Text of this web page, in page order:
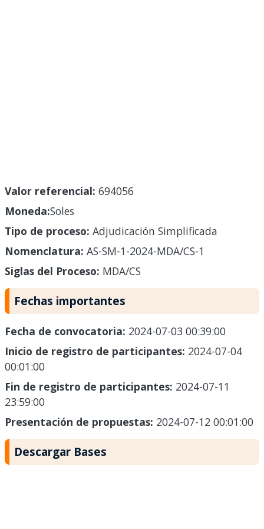
Valor referencial: 694056
Moneda:Soles
Tipo de proceso: Adjudicación Simplificada
Nomenclatura: AS-SM-1-2024-MDA/CS-1
Siglas del Proceso: MDA/CS
Fechas importantes
Fecha de convocatoria: 2024-07-03 00:39:00
Inicio de registro de participantes: 2024-07-04
00:01:00
Fin de registro de participantes: 2024-07-11
23:59:00
Presentación de propuestas: 2024-07-12 00:01:00
Descargar Bases